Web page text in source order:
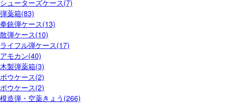
シューターズケース(7)
弾薬箱(83)
拳銃弾ケース(13)
散弾ケース(10)
ライフル弾ケース(17)
アモカン(40)
木製弾薬箱(3)
ボウケース(2)
ボウケース(2)
模造弾・空薬きょう(266)